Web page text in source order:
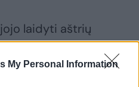
My Personal Information
laidyti aštrių
politikai ir V.Putinui,
kritikavo įvykius